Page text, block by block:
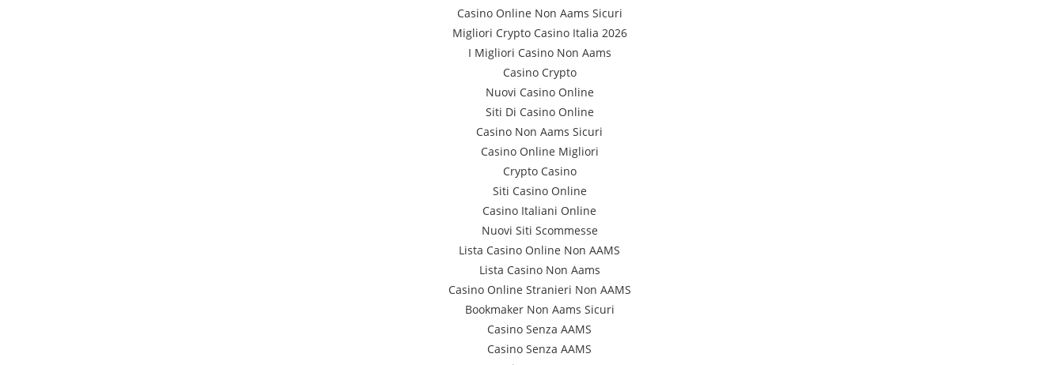
Casino Online Non Aams Sicuri
Migliori Crypto Casino Italia 2026
I Migliori Casino Non Aams
Casino Crypto
Nuovi Casino Online
Siti Di Casino Online
Casino Non Aams Sicuri
Casino Online Migliori
Crypto Casino
Siti Casino Online
Casino Italiani Online
Nuovi Siti Scommesse
Lista Casino Online Non AAMS
Lista Casino Non Aams
Casino Online Stranieri Non AAMS
Bookmaker Non Aams Sicuri
Casino Senza AAMS
Casino Senza AAMS